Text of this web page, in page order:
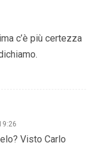
c’è più certezza
Visto Carlo